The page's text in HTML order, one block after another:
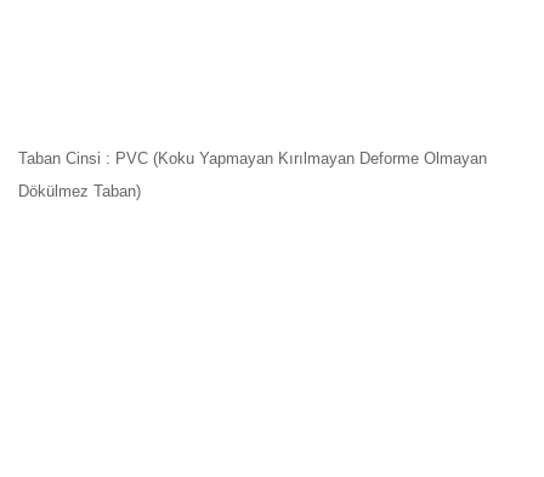
Taban Cinsi : PVC (Koku Yapmayan Kırılmayan Deforme Olmayan
Dökülmez Taban)